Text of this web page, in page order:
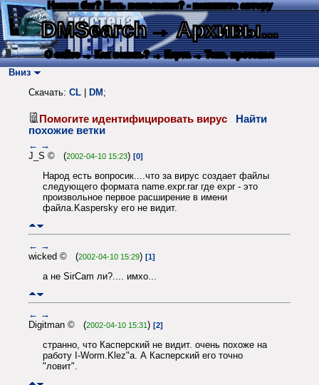
Нашли баг? Есть пожелания? - напишите автору
DMSearch→ Архивы...
О сайте → Как искать? → Карта → Текс. протокол
Вниз
Скачать: CL DM ;
Помогите идентифицировать вирус
Найти
похожие ветки
← →
J_S © (2002-04-10 15:23) [0]
Народ есть вопросик....что за вирус создает файлы
следующего формата name.expr.rar где expr - это
произвольное первое расширение в имени
файла.Kaspersky его не видит.
← →
wicked © (2002-04-10 15:29) [1]
а не SirCam ли?.... имхо...
← →
Digitman © (2002-04-10 15:31) [2]
странно, что Касперский не видит. очень похоже на
работу I-Worm.Klez"а. А Касперский его точно
"ловит".